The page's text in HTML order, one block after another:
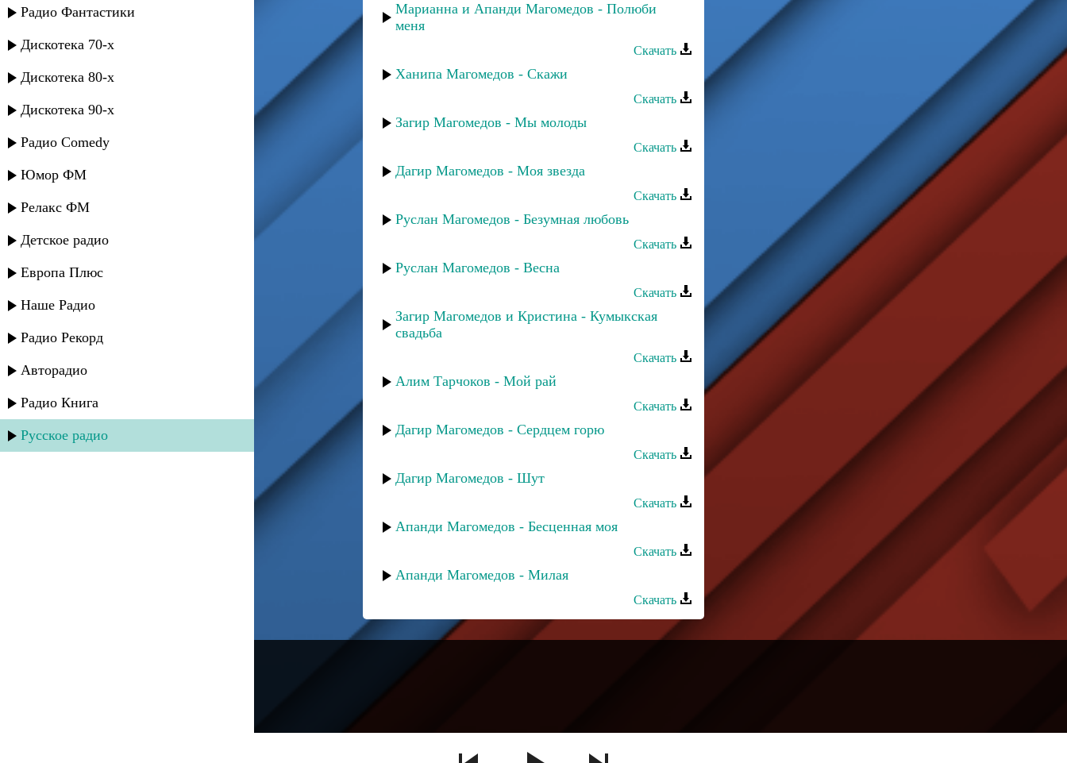
Радио Фантастики
Дискотека 70-х
Дискотека 80-х
Дискотека 90-х
Радио Comedy
Юмор ФМ
Релакс ФМ
Детское радио
Европа Плюс
Наше Радио
Радио Рекорд
Авторадио
Радио Книга
Русское радио
Марианна и Апанди Магомедов - Полюби
меня
Скачать
Ханипа Магомедов - Скажи
Скачать
Загир Магомедов - Мы молоды
Скачать
Дагир Магомедов - Моя звезда
Скачать
Руслан Магомедов - Безумная любовь
Скачать
Руслан Магомедов - Весна
Скачать
Загир Магомедов и Кристина - Кумыкская
свадьба
Скачать
Алим Тарчоков - Мой рай
Скачать
Дагир Магомедов - Сердцем горю
Скачать
Дагир Магомедов - Шут
Скачать
Апанди Магомедов - Бесценная моя
Скачать
Апанди Магомедов - Милая
Скачать